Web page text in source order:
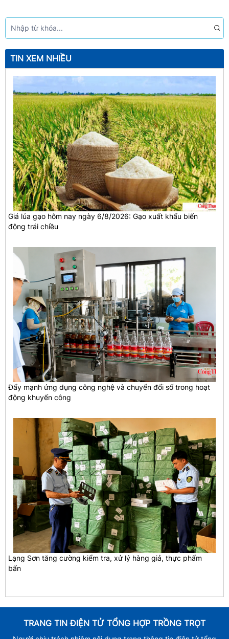
TIN XEM NHIỀU
Giá lúa gạo hôm nay ngày 6/8/2026: Gạo xuất khẩu biến
động trái chiều
Đẩy mạnh ứng dụng công nghệ và chuyển đổi số trong hoạt
động khuyến công
Lạng Sơn tăng cường kiểm tra, xử lý hàng giả, thực phẩm
bẩn
TRANG TIN ĐIỆN TỬ TỔNG HỢP TRỒNG TRỌT